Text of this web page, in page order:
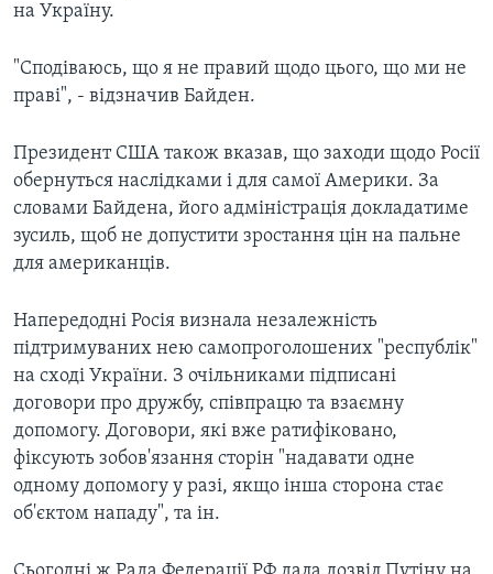
на Україну.
"Сподіваюсь, що я не правий щодо цього, що ми не
праві", - відзначив Байден.
Президент США також вказав, що заходи щодо Росії
обернуться наслідками і для самої Америки. За
словами Байдена, його адміністрація докладатиме
зусиль, щоб не допустити зростання цін на пальне
для американців.
Напередодні Росія визнала незалежність
підтримуваних нею самопроголошених "республік"
на сході України. З очільниками підписані
договори про дружбу, співпрацю та взаємну
допомогу. Договори, які вже ратифіковано,
фіксують зобов'язання сторін "надавати одне
одному допомогу у разі, якщо інша сторона стає
об'єктом нападу", та ін.